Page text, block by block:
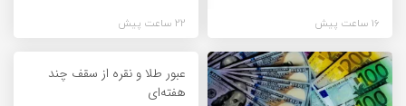
16 ساعت پیش 22 ساعت پیش
عبور طلا و نقره از سقف چند
هفته‌ای